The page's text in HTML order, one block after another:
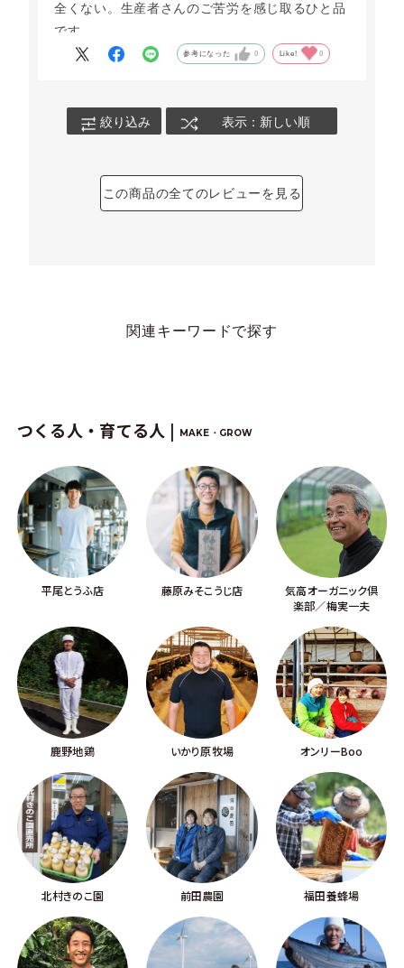
全くない。生産者さんのご苦労を感じ取るひと品
です。
ありがとうございます。参考になった 0 Like! 0
絞り込み 表示：新しい順
この商品の全てのレビューを見る
関連キーワードで探す
つくる人・育てる人 | MAKE・GROW
平尾とうふ店 藤原みそこうじ店
気高オーガニック倶
楽部／梅実一夫
鹿野地鶏 いかり原牧場 オンリーBoo
北村きのこ園 前田農園 福田養蜂場